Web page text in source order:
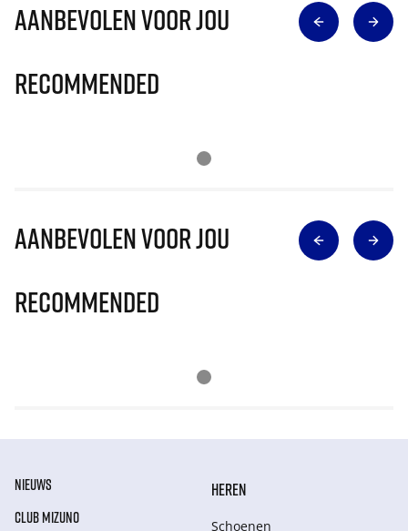
Aanbevolen voor jou
Recommended
Aanbevolen voor jou
Recommended
NIEUWS
CLUB MIZUNO
HEREN
Schoenen